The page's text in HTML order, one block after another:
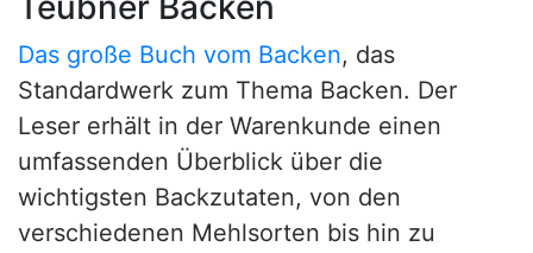
Das große Buch vom Backen, das
Standardwerk zum Thema Backen. Der
Leser erhält in der Warenkunde einen
umfassenden Überblick über die
wichtigsten Backzutaten, von den
verschiedenen Mehlsorten bis hin zu